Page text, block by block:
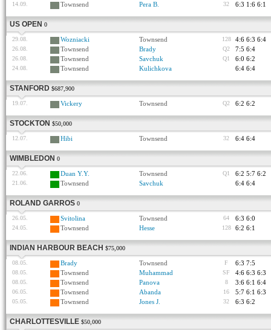
14.09. Townsend Pera B. 32 6:3 1:6 6:1
US OPEN 0
29.08. Wozniacki Townsend 128 4:6 6:3 6:4
26.08. Townsend Brady Q2 7:5 6:4
26.08. Townsend Savchuk Q1 6:0 6:2
24.08. Townsend Kulichkova 6:4 6:4
STANFORD $687,900
19.07. Vickery Townsend Q2 6:2 6:2
STOCKTON $50,000
12.07. Hibi Townsend 32 6:4 6:4
WIMBLEDON 0
22.06. Duan Y.Y. Townsend Q1 6:2 5:7 6:2
21.06. Townsend Savchuk 6:4 6:4
ROLAND GARROS 0
26.05. Svitolina Townsend 64 6:3 6:0
24.05. Townsend Hesse 128 6:2 6:1
INDIAN HARBOUR BEACH $75,000
08.05. Brady Townsend F 6:3 7:5
08.05. Townsend Muhammad SF 4:6 6:3 6:3
08.05. Townsend Panova 8 3:6 6:1 6:4
06.05. Townsend Abanda 16 5:7 6:1 6:3
05.05. Townsend Jones J. 32 6:3 6:2
CHARLOTTESVILLE $50,000